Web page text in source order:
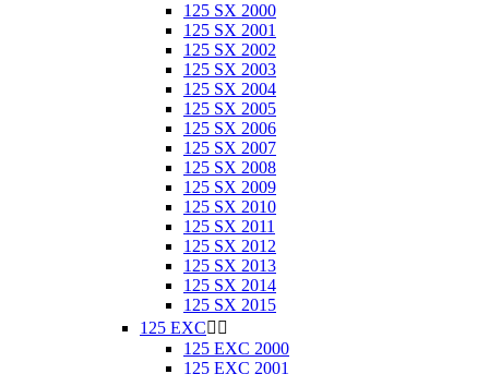
125 SX 2000
125 SX 2001
125 SX 2002
125 SX 2003
125 SX 2004
125 SX 2005
125 SX 2006
125 SX 2007
125 SX 2008
125 SX 2009
125 SX 2010
125 SX 2011
125 SX 2012
125 SX 2013
125 SX 2014
125 SX 2015
125 EXC 
125 EXC 2000
125 EXC 2001